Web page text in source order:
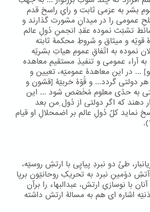
بشر به عزمی ثابت و رایِ راسخ قدم
عمومی را در میدانِ مشورت گذارند و
تشبّث نموده عقدِ انجمنِ دُولِ عالم
قویّه و میثاق و شروطِ محکمۀ ثابته
نموده به اتّفاقِ عمومِ هیاتِ بشریّه
به آراء عمومی و تنفیذِ مستقیمِ معاهده
در این معاهدۀ عمومیّه، تعیین و
دولتی گردد... و قُوّۀ حَربیّۀ [قشون و
به حدّی معلوم مُخَصّص شود ... این
دهند که اگر دولتی از دُول ِمن بعد
نماید کلِّ دُولِ عالم بر اضمحلالِ او قیام
طیِّ دو نبردِ پیاپِی با ارتشِ روسیّه،
دوّمینِ نبرد به تحریکِ روحانیّون برپا
با نوسازیِ ارتش، عبدالبهاء را برآن
اشاره ای هم به مسالۀ ارتش داشته